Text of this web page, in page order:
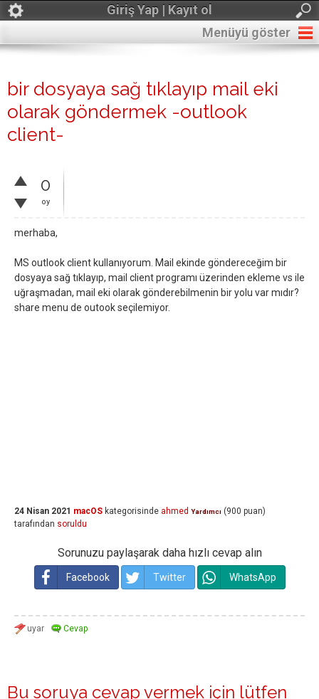
Giriş Yap | Kayıt ol
Menüyü göster
bir dosyaya sağ tıklayıp mail eki
olarak göndermek -outlook
client-
0
oy
merhaba,
MS outlook client kullanıyorum. Mail ekinde göndereceğim bir
dosyaya sağ tıklayıp, mail client programı üzerinden ekleme vs ile
uğraşmadan, mail eki olarak gönderebilmenin bir yolu var mıdır?
share menu de outook seçilemiyor.
24 Nisan 2021 macOS kategorisinde ahmed Yardımcı (900 puan)
tarafından soruldu
Sorunuzu paylaşarak daha hızlı cevap alın
Facebook Twitter WhatsApp
Bu soruya cevap vermek için lütfen